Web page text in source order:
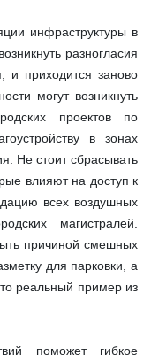
инфраструктуры в
разногласия
и приходится заново
могут возникнуть
проектов по
в зонах
Не стоит сбрасывать
влияют на доступ к
всех воздушных
магистралей.
причиной смешных
для парковки, а
реальный пример из
поможет гибкое